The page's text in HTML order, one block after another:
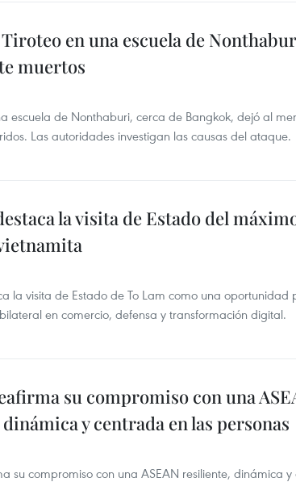
en una escuela de
muertos
escuela de Nonthaburi, cerca de Bangkok, dejó al
Las autoridades investigan las causas del ataque.
la visita de Estado del
la visita de Estado de To Lam como una oportunidad
en comercio, defensa y transformación digital.
su compromiso con una
y centrada en las personas
su compromiso con una ASEAN resiliente, dinámica